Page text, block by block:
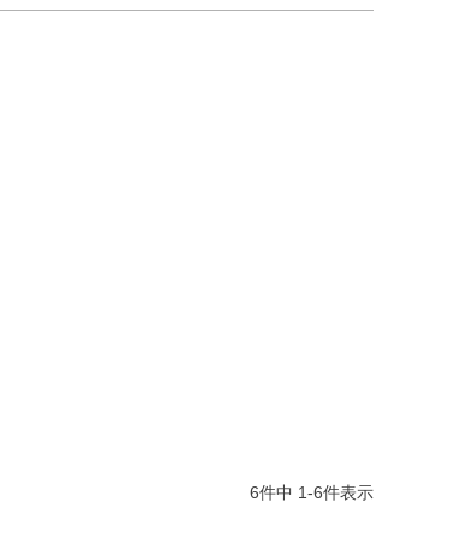
6件中 1-6件表示